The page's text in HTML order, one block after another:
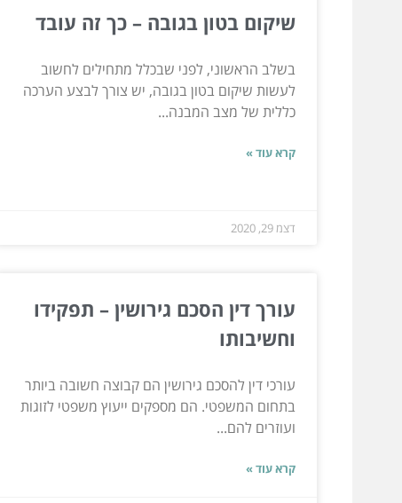
שיקום בטון בגובה – כך זה עובד
בשלב הראשוני, לפני שבכלל מתחילים לחשוב
לעשות שיקום בטון בגובה, יש צורך לבצע הערכה
כללית של מצב המבנה...
קרא עוד »
דצמ 29, 2020
עורך דין הסכם גירושין – תפקידו
וחשיבותו
עורכי דין להסכם גירושין הם קבוצה חשובה ביותר
בתחום המשפטי. הם מספקים ייעוץ משפטי לזוגות
ועוזרים להם...
קרא עוד »